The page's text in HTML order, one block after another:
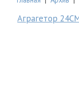
Аграгетор